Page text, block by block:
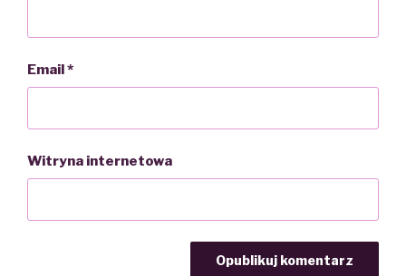
Email*
Witryna internetowa